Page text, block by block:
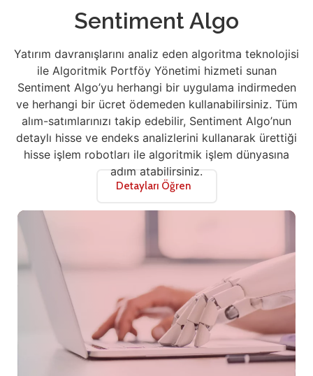
Sentiment Algo
Yatırım davranışlarını analiz eden algoritma teknolojisi
ile Algoritmik Portföy Yönetimi hizmeti sunan
Sentiment Algo’yu herhangi bir uygulama indirmeden
ve herhangi bir ücret ödemeden kullanabilirsiniz. Tüm
alım-satımlarınızı takip edebilir, Sentiment Algo’nun
detaylı hisse ve endeks analizlerini kullanarak ürettiği
hisse işlem robotları ile algoritmik işlem dünyasına
adım atabilirsiniz.
Detayları Öğren